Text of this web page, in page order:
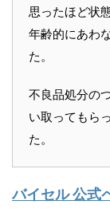
思ったほど状
年齢的にあわ
た。
不良品処分の
い取ってもら
た。
バイセル 公式